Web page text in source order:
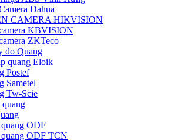
Dahua
CAMERA HIKVISION
KBVISION
ZKTeco
đo Quang
quang Eloik
Postef
Sametel
Tw-Scie
ODF
ODF TCN